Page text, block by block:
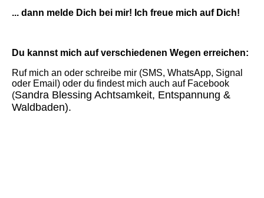
... dann melde Dich bei mir! Ich freue mich auf Dich!
Du kannst mich auf verschiedenen Wegen erreichen:
Ruf mich an oder schreibe mir (SMS, WhatsApp, Signal
oder Email) oder du findest mich auch auf Facebook
(Sandra Blessing Achtsamkeit, Entspannung &
Waldbaden).